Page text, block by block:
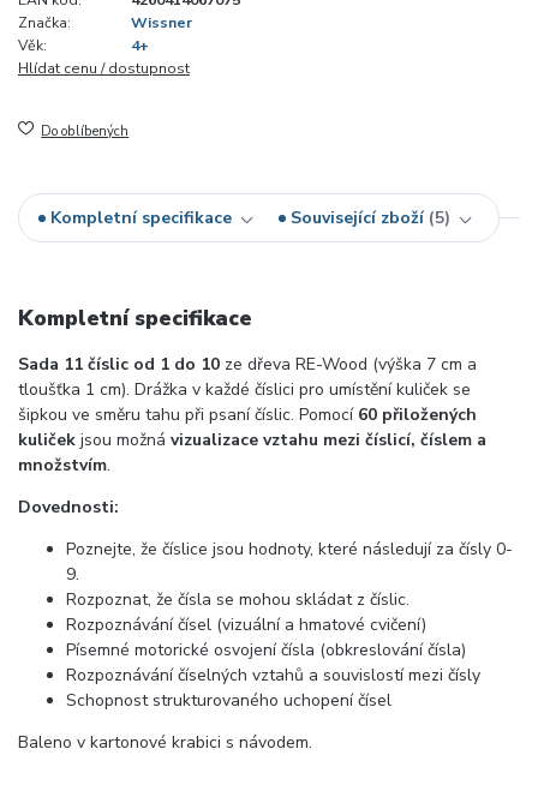
Značka:
Wissner
Věk:
4+
Hlídat cenu / dostupnost
Do oblíbených
Kompletní specifikace Související zboží 5
Kompletní specifikace
Sada 11 číslic od 1 do 10 ze dřeva RE-Wood (výška 7 cm a
tloušťka 1 cm). Drážka v každé číslici pro umístění kuliček se
šipkou ve směru tahu při psaní číslic. Pomocí 60 přiložených
kuliček jsou možná vizualizace vztahu mezi číslicí, číslem a
množstvím.
Dovednosti:
Poznejte, že číslice jsou hodnoty, které následují za čísly 0-
9.
Rozpoznat, že čísla se mohou skládat z číslic.
Rozpoznávání čísel (vizuální a hmatové cvičení)
Písemné motorické osvojení čísla (obkreslování čísla)
Rozpoznávání číselných vztahů a souvislostí mezi čísly
Schopnost strukturovaného uchopení čísel
Baleno v kartonové krabici s návodem.